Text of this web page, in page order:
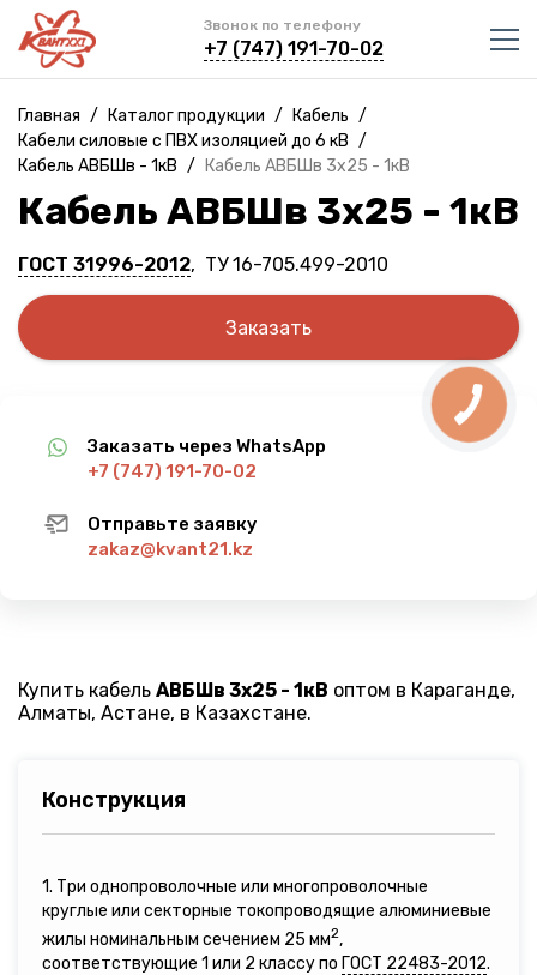
Звонок по телефону
+7 (747) 191-70-02
Главная / Каталог продукции / Кабель /
Кабели силовые с ПВХ изоляцией до 6 кВ /
Кабель АВБШв - 1кВ / Кабель АВБШв 3х25 - 1кВ
Кабель АВБШв 3х25 - 1кВ
ГОСТ 31996-2012, ТУ 16-705.499-2010
Заказать
Заказать через WhatsApp
+7 (747) 191-70-02
Отправьте заявку
zakaz@kvant21.kz
Купить кабель АВБШв 3х25 - 1кВ оптом в Караганде,
Алматы, Астане, в Казахстане.
Конструкция
1. Три однопроволочные или многопроволочные
круглые или секторные токопроводящие алюминиевые
жилы номинальным сечением 25 мм2,
соответствующие 1 или 2 классу по ГОСТ 22483-2012.